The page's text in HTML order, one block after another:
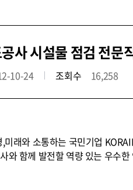
사 시설물 점검 전문
10-24 조회수 16,258
,미래와 소통하는 국민기업
와 함께 발전할 역량 있는 우수